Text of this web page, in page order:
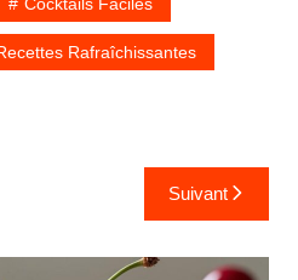
Cocktails Faciles
Rafraîchissantes
Suivant